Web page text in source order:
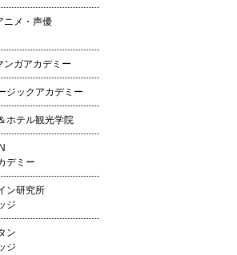
ニメ・声優
ンガアカデミー
ジックアカデミー
ホテル観光学院
デミー
ン研究所
ジ
ン
ジ